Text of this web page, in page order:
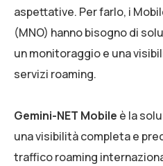
aspettative. Per farlo, i
(MNO) hanno bisogno di
un monitoraggio e una
servizi roaming.
Gemini-NET Mobile è la
una visibilità completa e
traffico roaming